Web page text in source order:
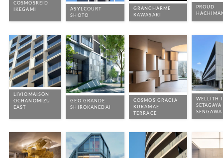
HIROO FLAT
相娯園学生寮
中部大学留学生会館
ROOTS代官山
児童養護施設グループホー
ムアスター
高輪台の家
T邸：名古屋丘の上
H&B HOUSE
RESIDENCE
いずみやま荘G棟
GE神楽坂ビル
COSMOSREID
IKEGAMI
ASYLCOURT
SHOTO
GRANCHARME
KAWASAKI
PROUD
LIVIOMAISON
OCHANOMIZU
EAST
GEO GRANDE
SHIROKANEDAI
COSMOS GRACIA
KURAMAE
TERRACE
WELLITH
SETAGAYA
SENGAWA